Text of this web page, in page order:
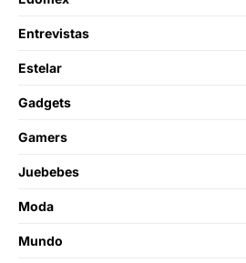
Entrevistas
Estelar
Gadgets
Gamers
Juebebes
Moda
Mundo